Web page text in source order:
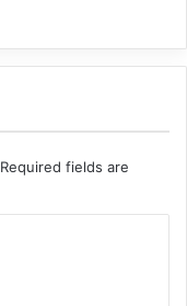
Required fields are